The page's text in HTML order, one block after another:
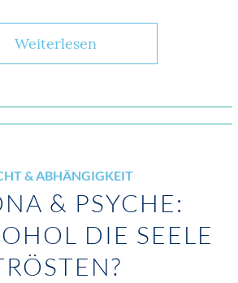
Weiterlesen
& ABHÄNGIGKEIT
& PSYCHE:
DIE SEELE